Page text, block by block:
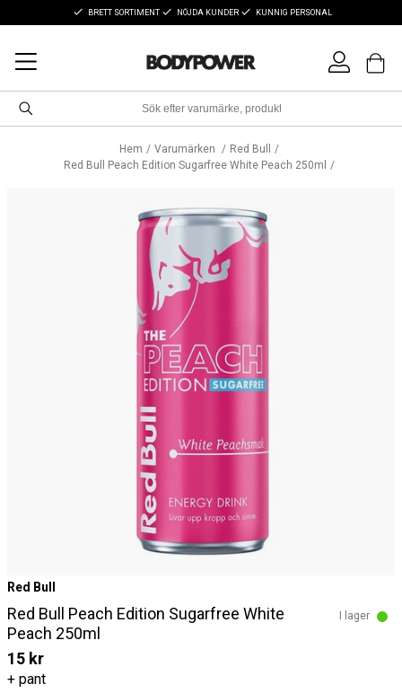
BRETT SORTIMENT NÖJDA KUNDER KUNNIG PERSONAL
Hem Varumärken
Red Bull
Red Bull Peach Edition Sugarfree White Peach 250ml
Red Bull
Red Bull Peach Edition Sugarfree White
Peach 250ml
I lager
15 kr
+ pant